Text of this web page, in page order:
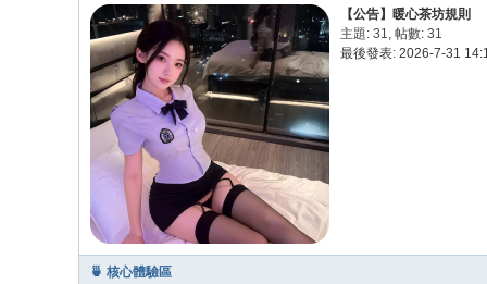
茶
坊
全
優
質
外
【公告】暖心茶坊規則
主題: 31, 帖數: 31
最後發表: 2026-7-31
🍵 核心體驗區